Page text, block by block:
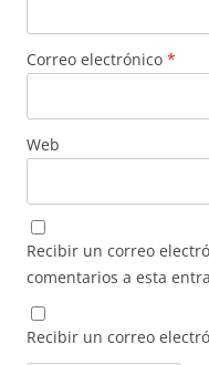
Correo electrónico *
Web
Recibir un correo
comentarios a esta
Recibir un correo